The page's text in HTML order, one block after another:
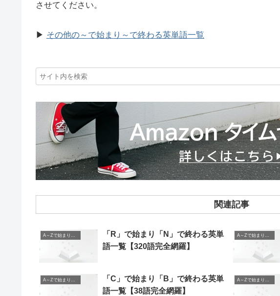
させてください。
▶ その他の～で始まり～で終わる英単語一覧
関連記事
A～Zで始まり、A～Zで終わる英単語
「R」で始まり「N」で終わる英単
語一覧【320語完全網羅】
A～Zで始まり、A～Zで終わる英単語
A～Zで始まり、A～Zで終わる英単語
「C」で始まり「B」で終わる英単
語一覧【38語完全網羅】
A～Zで始まり、A～Zで終わる英単語